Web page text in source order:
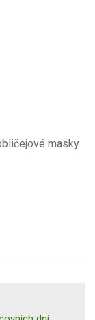
masky